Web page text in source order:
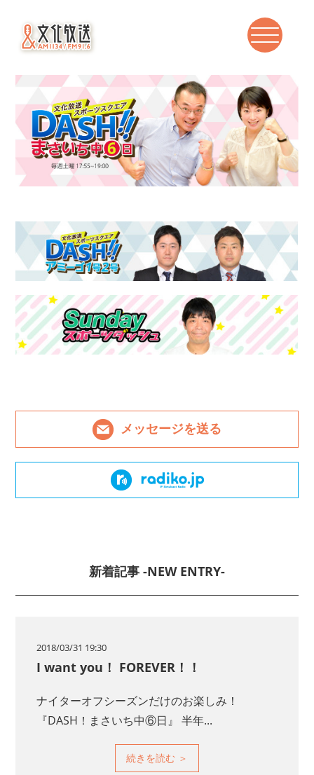
メッセージを送る
新着記事 -NEW ENTRY-
2018/03/31 19:30
I want you！ FOREVER！！
ナイターオフシーズンだけのお楽しみ！
『DASH！まさいち中⑥日』 半年...